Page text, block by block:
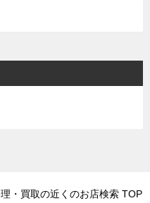
・買取の近くのお店検索 TOP